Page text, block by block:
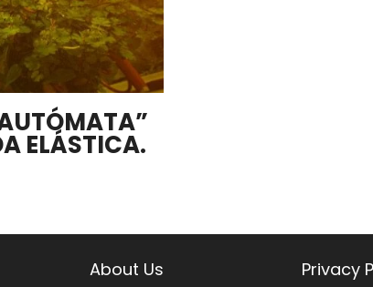
ELÁSTICA.
About Us
Privacy